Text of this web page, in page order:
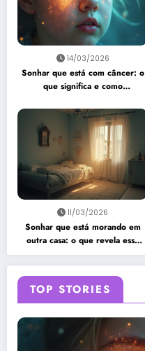
14/03/2026
Sonhar que está com câncer: o
que significa e como
11/03/2026
Sonhar que está morando em
outra casa: o que revela esse
sonho?
TOP STORIES